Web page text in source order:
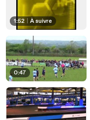
1:52 À suivre
0:47